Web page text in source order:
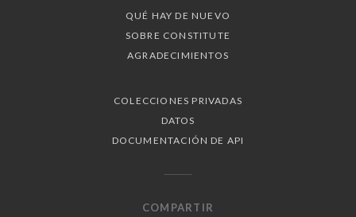
QUÉ HAY DE NUEVO
SOBRE CONSTITUTE
AGRADECIMIENTOS
COLECCIONES PRIVADAS
DATOS
DOCUMENTACIÓN DE API
COMPARTIR